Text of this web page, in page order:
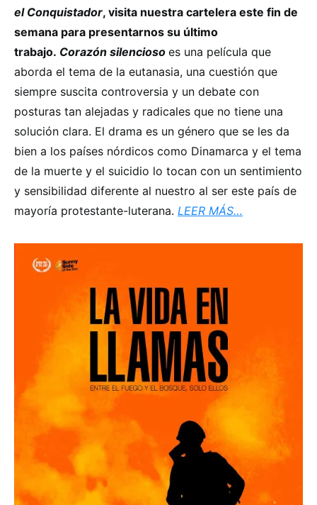
el Conquistador, visita nuestra cartelera este fin de
semana para presentarnos su último
trabajo. Corazón silencioso es una película que
aborda el tema de la eutanasia, una cuestión que
siempre suscita controversia y un debate con
posturas tan alejadas y radicales que no tiene una
solución clara. El drama es un género que se les da
bien a los países nórdicos como Dinamarca y el tema
de la muerte y el suicidio lo tocan con un sentimiento
y sensibilidad diferente al nuestro al ser este país de
mayoría protestante-luterana. LEER MÁS…